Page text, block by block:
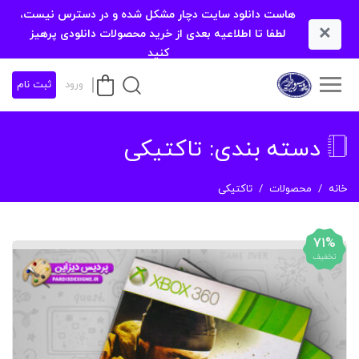
×
هاست دانلود سایت دچار مشکل شده و در دسترس نیست،
لطفا تا اطلاعیه بعدی از خرید محصولات دانلودی پرهیز
کنید
ورود ثبت نام
دسته بندی: تاکتیکی
خانه محصولات تاکتیکی
71%
تخفیف